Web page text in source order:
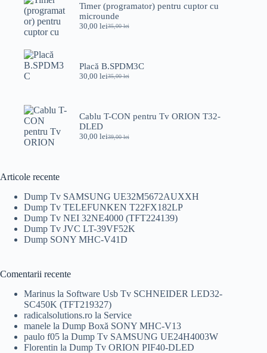
75,00 lei.
Timer (programator) pentru cuptor cu
microunde
35,00lei
Prețul
35,00 lei.
30,00 leiPrețul
Placă B.SPDM3C
35,00lei
Prețul
35,00 lei.
30,00 leiPrețul
Cablu T-CON pentru Tv ORION T32-
DLED
39,00lei
Prețul
30,00 leiPrețul
Articole recente
Dump Tv SAMSUNG UE32M5672AUXXH
Dump Tv TELEFUNKEN T22FX182LP
Dump Tv NEI 32NE4000 (TFT224139)
Dump Tv JVC LT-39VF52K
Dump SONY MHC-V41D
Comentarii recente
Marinus la Software Usb Tv SCHNEIDER LED32-
SC450K (TFT219327)
radicalsolutions.ro la Service
manele la Dump Boxă SONY MHC-V13
paulo f05 la Dump Tv SAMSUNG UE24H4003W
Florentin la Dump Tv ORION PIF40-DLED